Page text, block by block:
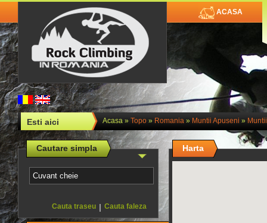
ACASA
Esti aici Acasa» Topo» Romania» Muntii Apuseni »
Cautare simpla
Cauta faleza
|
Cauta traseu
Harta